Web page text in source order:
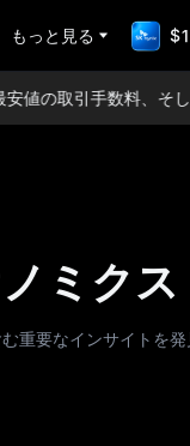
もっと見る
取引手数料、そして
ミクス
重要なインサイトを発